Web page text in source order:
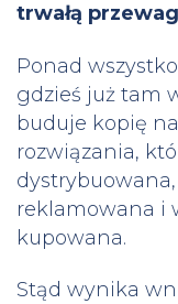
trwałą
Ponad
gdzieś już tam
buduje kopię
rozwiązania,
reklamowana i
kupowana.
Stąd wynika